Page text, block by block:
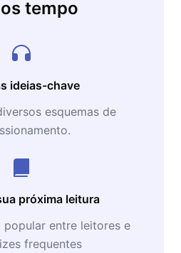
2010), como se tornar
na faculdade ( Random
tempo
ideias-chave
esquemas de
próxima leitura
popular entre leitores e
frequentes